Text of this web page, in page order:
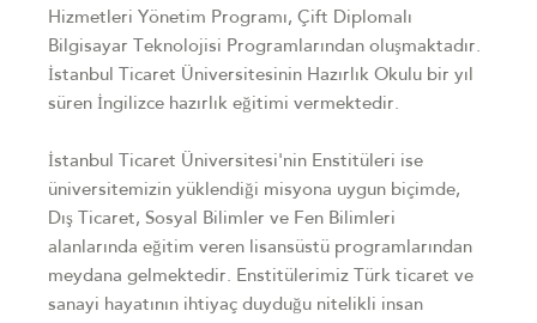
Hizmetleri Yönetim Programı, Çift Diplomalı
Bilgisayar Teknolojisi Programlarından oluşmaktadır.
İstanbul Ticaret Üniversitesinin Hazırlık Okulu bir yıl
süren İngilizce hazırlık eğitimi vermektedir.
İstanbul Ticaret Üniversitesi'nin Enstitüleri ise
üniversitemizin yüklendiği misyona uygun biçimde,
Dış Ticaret, Sosyal Bilimler ve Fen Bilimleri
alanlarında eğitim veren lisansüstü programlarından
meydana gelmektedir. Enstitülerimiz Türk ticaret ve
sanayi hayatının ihtiyaç duyduğu nitelikli insan